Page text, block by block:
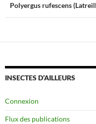
Polyergus rufescens
INSECTES D’AILLEURS
Connexion
Flux des publications